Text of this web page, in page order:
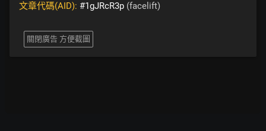
文章代碼(AID): #1gJRcR3p (facelift)
關閉廣告 方便截圖